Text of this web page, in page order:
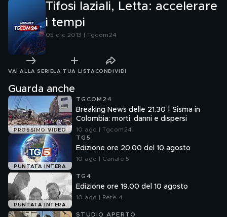
Tifosi laziali, Letta: accelerare
i tempi
05 dic 2013 | Tgcom24
VAI ALLA SERIE LA TUA LISTA CONDIVIDI
Guarda anche
PROSSIMO VIDEO
TGCOM24
Breaking News delle 21.30 | Sisma in
Colombia: morti, danni e dispersi
10 ago | Tgcom24
PUNTATA INTERA
TG5
Edizione ore 20.00 del 10 agosto
10 ago | Canale 5
PUNTATA INTERA
TG4
Edizione ore 19.00 del 10 agosto
10 ago | Rete 4
STUDIO APERTO